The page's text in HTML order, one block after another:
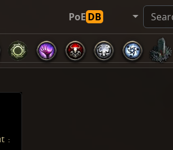
PoEDB
: